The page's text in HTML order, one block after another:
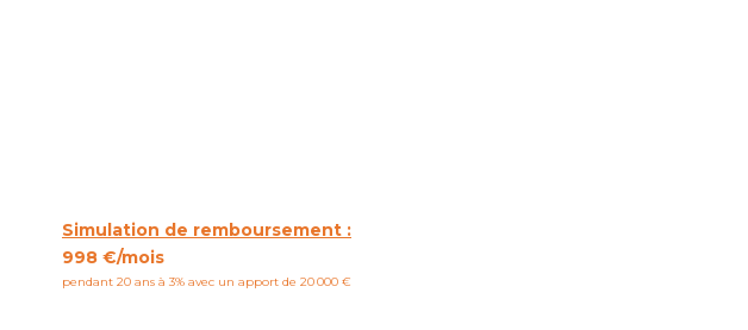
Simulation de remboursement :
998 €/mois
pendant 20 ans à 3% avec un apport de 20 000 €